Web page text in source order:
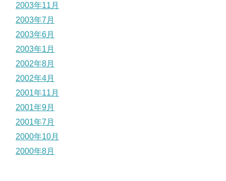
2003年11月
2003年7月
2003年6月
2003年1月
2002年8月
2002年4月
2001年11月
2001年9月
2001年7月
2000年10月
2000年8月